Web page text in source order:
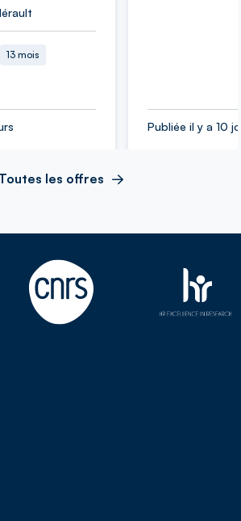
13 mois
Publiée il y a 10
Toutes les offres